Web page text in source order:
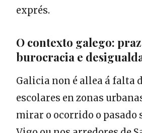
exprés.
O contexto galego:
burocracia e
Galicia non é allea á falta
escolares en zonas
mirar o ocorrido o pasado